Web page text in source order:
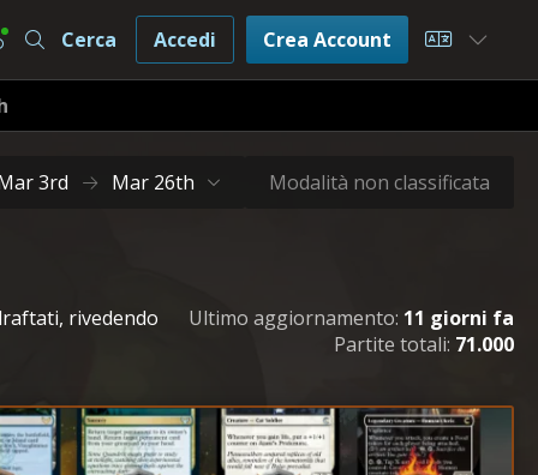
Cerca Accedi Crea Account Choose
3rd Mar 26th Modalità non classificata
rivedendo Ultimo aggiornamento: 11 giorni fa
Partite totali: 71.000